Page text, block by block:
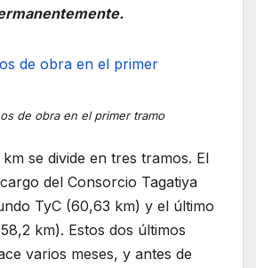
de obra en el primer tramo
se divide en tres tramos. El
del Consorcio Tagatiya
TyC (60,63 km) y el último
km). Estos dos últimos
varios meses, y antes de